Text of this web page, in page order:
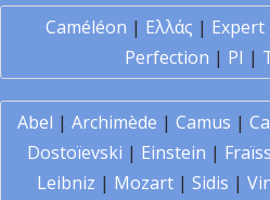
Caméléon | Ελλάς | Expert
Perfection | PI |
Abel | Archimède | Camus |
Dostoïevski | Einstein |
Leibniz | Mozart | Sidis |